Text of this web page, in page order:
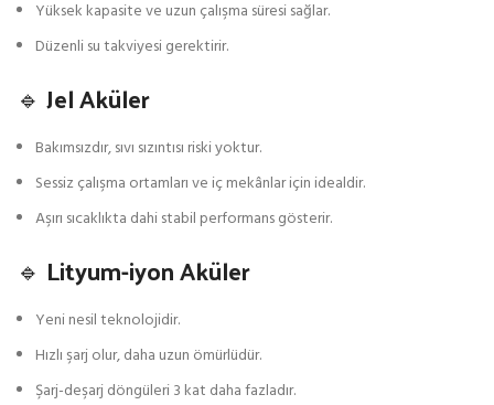
Yüksek kapasite ve uzun çalışma süresi sağlar.
Düzenli su takviyesi gerektirir.
🔹 Jel Aküler
Bakımsızdır, sıvı sızıntısı riski yoktur.
Sessiz çalışma ortamları ve iç mekânlar için idealdir.
Aşırı sıcaklıkta dahi stabil performans gösterir.
🔹 Lityum-iyon Aküler
Yeni nesil teknolojidir.
Hızlı şarj olur, daha uzun ömürlüdür.
Şarj-deşarj döngüleri 3 kat daha fazladır.